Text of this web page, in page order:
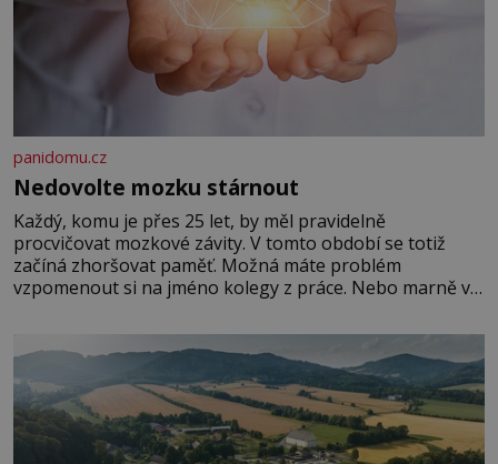
panidomu.cz
Nedovolte mozku stárnout
Každý, komu je přes 25 let, by měl pravidelně
procvičovat mozkové závity. V tomto období se totiž
začíná zhoršovat paměť. Možná máte problém
vzpomenout si na jméno kolegy z práce. Nebo marně v
Je to opravdu tak, s věkem jako kdyby se paměť
rozhodla stávkovat. Cvičte